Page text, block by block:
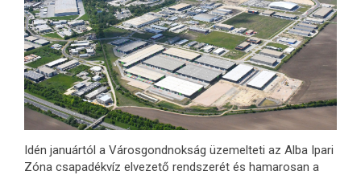
Idén januártól a Városgondnokság üzemelteti az Alba Ipari
Zóna csapadékvíz elvezető rendszerét és hamarosan a